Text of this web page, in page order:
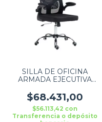
SILLA DE OFICINA
ARMADA EJECUTIVA
NEGRO ZENEI DW312
$68.431,00
$56.113,42 con
Transferencia o depósito